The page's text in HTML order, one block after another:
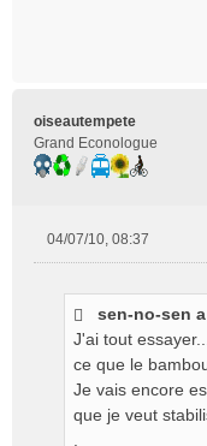
oiseautempete
Grand Econologue
04/07/10, 08:37
sen-no-sen
J'ai tout
ce que le
Je vais encore
que je veut